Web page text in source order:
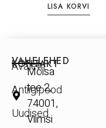
LISA KORVI
KONTAKT
Mõisa
tee 2,
74001,
Viimsi
VAHELEHED
Avaleht
Antiigipood
Uudised